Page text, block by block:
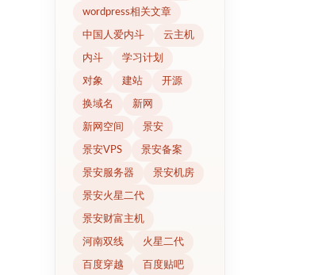
wordpress相关文章
中国人爱内斗 云主机
内斗 学习计划
对象 建站 开源
换域名 新网
新网空间 景安
景安VPS 景安备案
景安服务器 景安机房
景安火星二代
景安财富主机
河南双线 火星二代
百度穿越 百度贴吧